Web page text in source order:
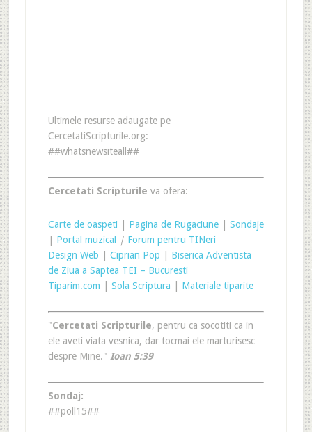
Ultimele resurse adaugate pe
CercetatiScripturile.org:
##whatsnewsiteall##
Cercetati Scripturile va ofera:
Carte de oaspeti Pagina de Rugaciune| Sondaje
Portal muzical | Forum pentru TINeri
Design Web
Ciprian Pop
Biserica Adventista
de Ziua a Saptea TEI – Bucuresti
Tiparim.com
Sola Scriptura Materiale tiparite
"Cercetati Scripturile, pentru ca socotiti ca in
ele aveti viata vesnica, dar tocmai ele marturisesc
despre Mine." Ioan 5:39
Sondaj:
##poll15##